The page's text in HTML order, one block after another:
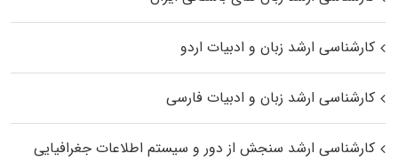
کارشناسی ارشد زبان و ادبیات اردو
کارشناسی ارشد زبان و ادبیات فارسی
کارشناسی ارشد سنجش از دور و سیستم اطلاعات جغرافیایی